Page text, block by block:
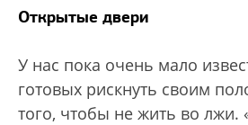
Открытые двери
У нас пока очень мало
готовых рискнуть своим
того, чтобы не жить во лжи.